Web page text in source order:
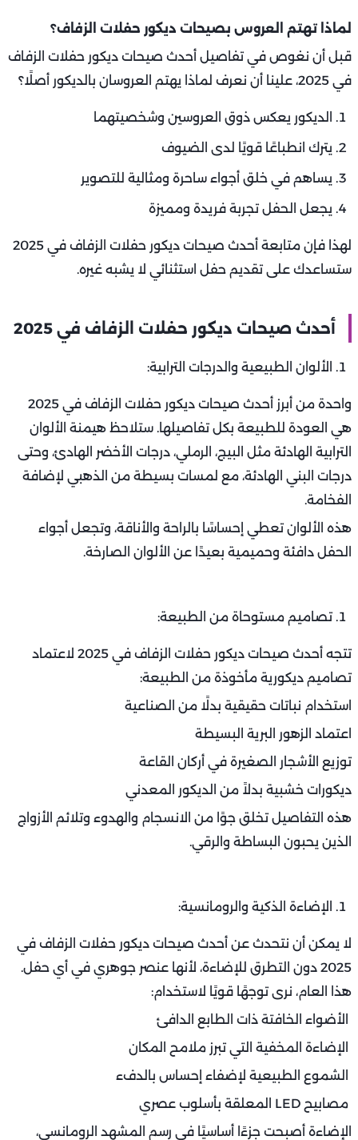
لماذا تهتم العروس بصيحات ديكور حفلات الزفاف؟
قبل أن نغوص في تفاصيل أحدث صيحات ديكور حفلات الزفاف
في 2025، علينا أن نعرف لماذا يهتم العروسان بالديكور أصلًا؟
الديكور يعكس ذوق العروسين وشخصيتهما
يترك انطباعًا قويًا لدى الضيوف
يساهم في خلق أجواء ساحرة ومثالية للتصوير
يجعل الحفل تجربة فريدة ومميزة
لهذا فإن متابعة أحدث صيحات ديكور حفلات الزفاف في 2025
ستساعدك على تقديم حفل استثنائي لا يشبه غيره.
أحدث صيحات ديكور حفلات الزفاف في 2025
الألوان الطبيعية والدرجات الترابية:
واحدة من أبرز أحدث صيحات ديكور حفلات الزفاف في 2025
هي العودة للطبيعة بكل تفاصيلها. ستلاحظ هيمنة الألوان
الترابية الهادئة مثل البيج، الرملي، درجات الأخضر الهادئ، وحتى
درجات البني الهادئة، مع لمسات بسيطة من الذهبي لإضافة
الفخامة.
هذه الألوان تعطي إحساسًا بالراحة والأناقة، وتجعل أجواء
الحفل دافئة وحميمية بعيدًا عن الألوان الصارخة.
تصاميم مستوحاة من الطبيعة:
تتجه أحدث صيحات ديكور حفلات الزفاف في 2025 لاعتماد
تصاميم ديكورية مأخوذة من الطبيعة:
استخدام نباتات حقيقية بدلًا من الصناعية
اعتماد الزهور البرية البسيطة
توزيع الأشجار الصغيرة في أركان القاعة
ديكورات خشبية بدلاً من الديكور المعدني
هذه التفاصيل تخلق جوًا من الانسجام والهدوء وتلائم الأزواج
الذين يحبون البساطة والرقي.
الإضاءة الذكية والرومانسية:
لا يمكن أن نتحدث عن أحدث صيحات ديكور حفلات الزفاف في
2025 دون التطرق للإضاءة، لأنها عنصر جوهري في أي حفل.
هذا العام، نرى توجهًا قويًا لاستخدام:
الأضواء الخافتة ذات الطابع الدافئ
الإضاءة المخفية التي تبرز ملامح المكان
الشموع الطبيعية لإضفاء إحساس بالدفء
مصابيح LED المعلقة بأسلوب عصري
الإضاءة أصبحت جزءًا أساسيًا في رسم المشهد الرومانسي،